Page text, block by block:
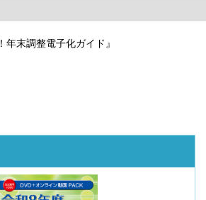
年末調整電子化ガイド』